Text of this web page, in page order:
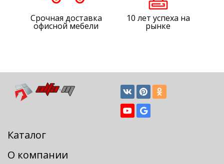
Срочная доставка
офисной мебели
10 лет успеха на
рынке
Каталог
О компании